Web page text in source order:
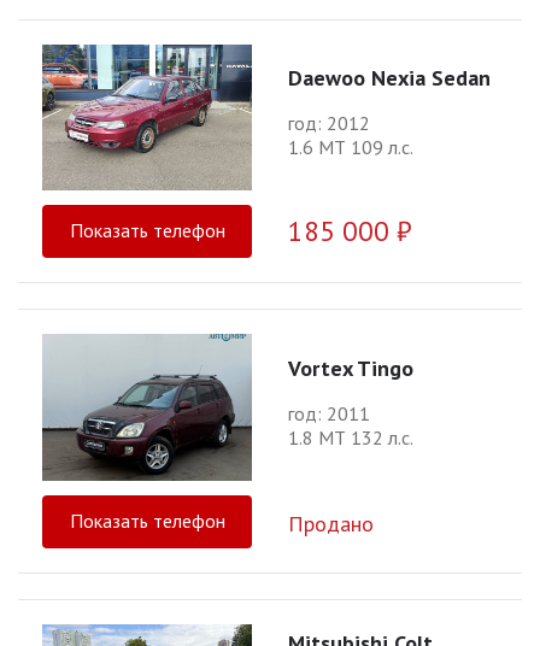
Daewoo Nexia Sedan
год: 2012
1.6 МТ 109 л.с.
Показать телефон 185 000 ₽
Vortex Tingo
год: 2011
1.8 МТ 132 л.с.
Показать телефон Продано